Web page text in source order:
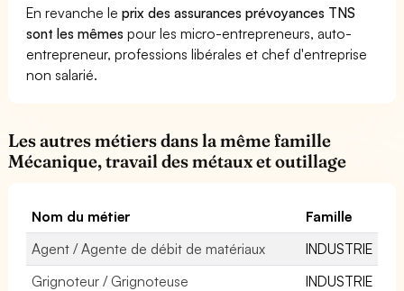
En revanche leprix des assurances prévoyances TNS
sont les mêmes pour les micro-entrepreneurs, auto-
entrepreneur, professions libérales et chef d'entreprise
non salarié.
Les autres métiers dans la même famille
Mécanique, travail des métaux et outillage
Nom du métier
Famille
Agent / Agente de débit de matériaux
INDUSTRIE
Grignoteur / Grignoteuse
INDUSTRIE